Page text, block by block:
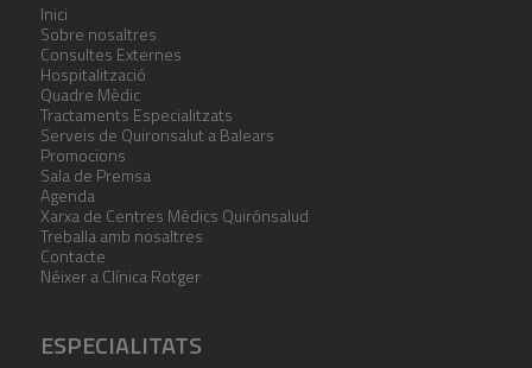
Inici
Sobre nosaltres
Consultes Externes
Hospitalització
Quadre Mèdic
Tractaments Especialitzats
Serveis de Quironsalut a Balears
Promocions
Sala de Premsa
Agenda
Xarxa de Centres Mèdics Quirónsalud
Treballa amb nosaltres
Contacte
Néixer a Clínica Rotger
ESPECIALITATS